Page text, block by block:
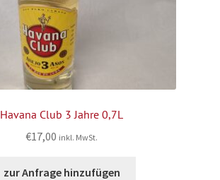
Havana Club 3 Jahre 0,7L
€17,00 inkl. MwSt.
zur Anfrage hinzufügen